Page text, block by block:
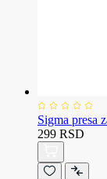
Sigma presa
299 RSD